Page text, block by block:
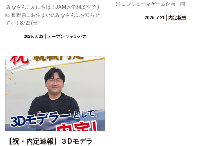
みなさんこんにちは！JAM入学相談室です
🙋 長野県にお住まいのみなさんにお知らせ
です！8/29(土 ･･･
2026.7.23 │オープンキャンパス
😊 コンシューマゲーム企画・開 ･･･
2026.7.21 │内定報告
【祝・内定速報】３Dモデラ